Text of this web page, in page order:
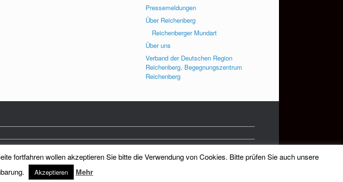
Pressemeldungen
Über Reichenberg
Reichenberger Mundart
Über uns
Verband der Deutschen Region
Reichenberg, Begegnungszentrum
Reichenberg
und Land e.V. Theme bySiteOrigin
fortfahren wollen akzeptieren Sie bitte die Verwendung von Cookies. Bitte prüfen Sie auch unsere
Akzeptieren Mehr